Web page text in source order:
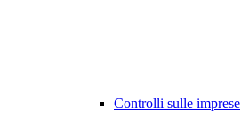
Controlli sulle imprese